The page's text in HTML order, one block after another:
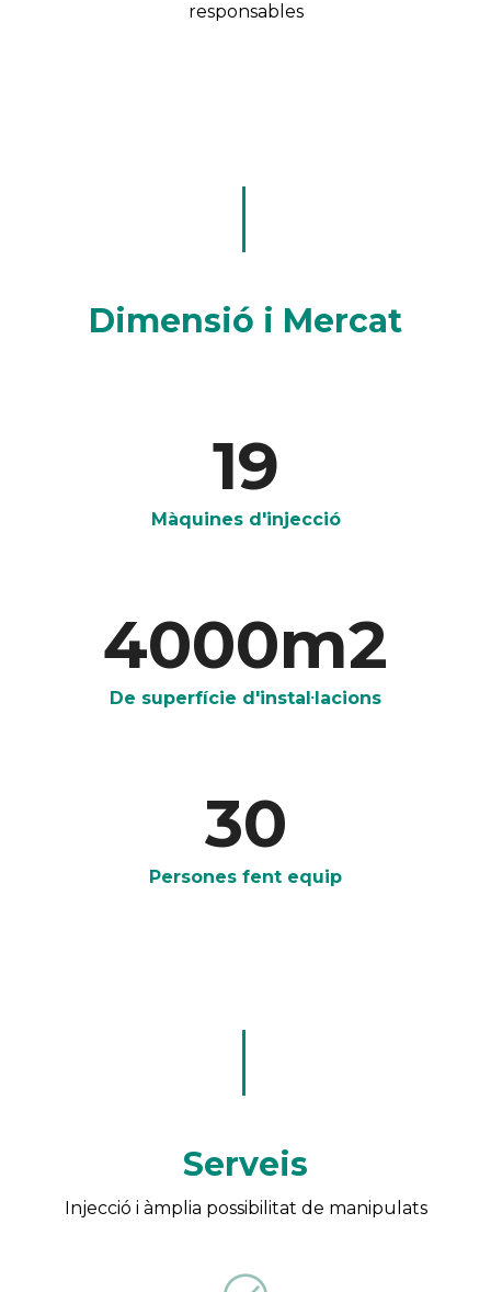
responsables
Dimensió i Mercat
19
Màquines d'injecció
4000m2
De superfície d'instal·lacions
30
Persones fent equip
Serveis
Injecció i àmplia possibilitat de manipulats